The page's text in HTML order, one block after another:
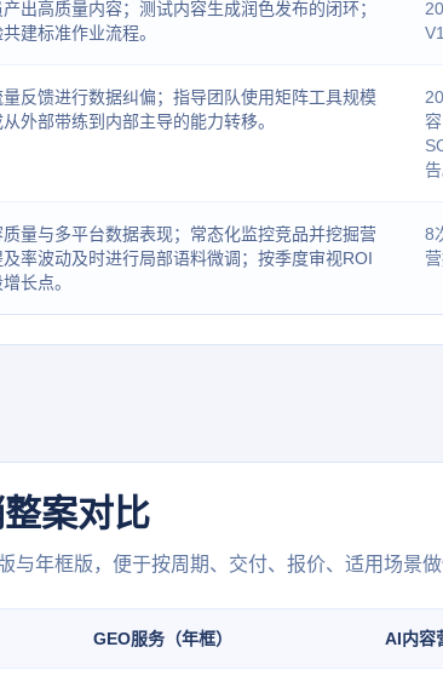
出高质量内容；测试内容生成润色发布的闭环；
建标准作业流程。
反馈进行数据纠偏；指导团队使用矩阵工具规模
外部带练到内部主导的能力转移。
告
量与多平台数据表现；常态化监控竞品并挖掘营
率波动及时进行局部语料微调；按季度审视ROI
长点。
8
案对比
与年框版，便于按周期、交付、报价、适用场景做
GEO服务（年框） AI内容